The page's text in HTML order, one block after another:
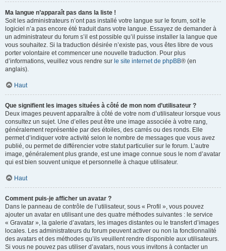
Ma langue n’apparaît pas dans la liste !
Soit les administrateurs n’ont pas installé votre langue sur le forum, soit le
logiciel n’a pas encore été traduit dans votre langue. Essayez de demander à
un administrateur du forum s’il est possible qu’il puisse installer la langue que
vous souhaitez. Si la traduction désirée n’existe pas, vous êtes libre de vous
porter volontaire et commencer une nouvelle traduction. Pour plus
d’informations, veuillez vous rendre sur le site internet de phpBB® (en
anglais).
Haut
Que signifient les images situées à côté de mon nom d’utilisateur ?
Deux images peuvent apparaître à côté de votre nom d’utilisateur lorsque vous
consultez un sujet. Une d’elles peut être une image associée à votre rang,
généralement représentée par des étoiles, des carrés ou des ronds. Elle
permet d’indiquer votre activité selon le nombre de messages que vous avez
publié, ou permet de différencier votre statut particulier sur le forum. L’autre
image, généralement plus grande, est une image connue sous le nom d’avatar
qui est bien souvent unique et personnelle à chaque utilisateur.
Haut
Comment puis-je afficher un avatar ?
Dans le panneau de contrôle de l’utilisateur, sous « Profil », vous pouvez
ajouter un avatar en utilisant une des quatre méthodes suivantes : le service
« Gravatar », la galerie d’avatars, les images distantes ou le transfert d’images
locales. Les administrateurs du forum peuvent activer ou non la fonctionnalité
des avatars et des méthodes qu’ils veuillent rendre disponible aux utilisateurs.
Si vous ne pouvez pas utiliser d’avatars, nous vous invitons à contacter un